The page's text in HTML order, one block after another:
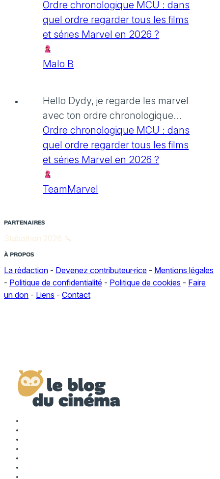
Ordre chronologique MCU : dans
quel ordre regarder tous les films
et séries Marvel en 2026 ?
Malo B
Hello Dydy, je regarde les marvel
avec ton ordre chronologique...
Ordre chronologique MCU : dans
quel ordre regarder tous les films
et séries Marvel en 2026 ?
TeamMarvel
PARTENAIRES
Stabathon 2026 🔪
À PROPOS
La rédaction - Devenez contributeur·rice - Mentions légales
- Politique de confidentialité - Politique de cookies - Faire
un don - Liens - Contact